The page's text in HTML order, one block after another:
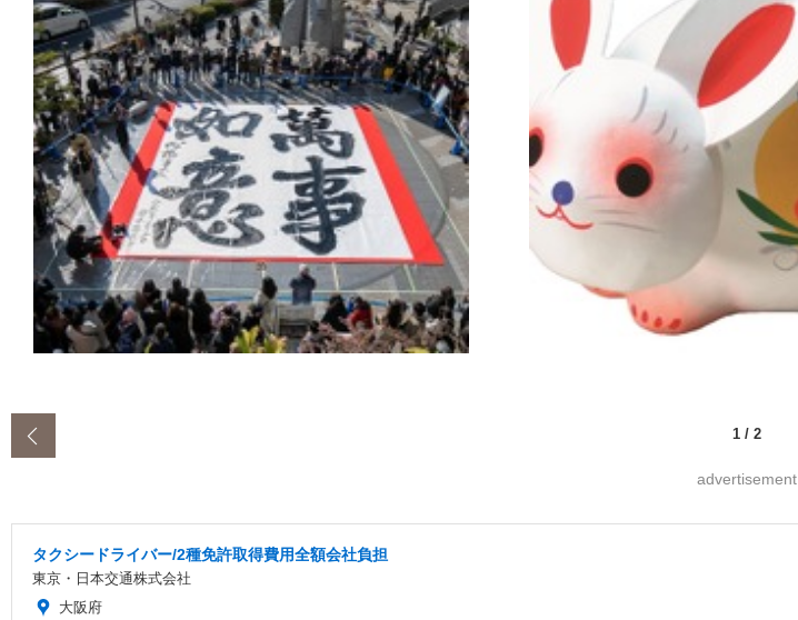
1 / 2
advertisement
タクシードライバー/2種免許取得費用全額会社負担
東京・日本交通株式会社
大阪府